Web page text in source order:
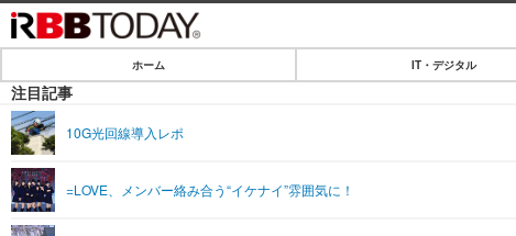
IT・デジタル
SPEED TEST
エンタメ
ホーム IT・デジタル
注目記事
10G光回線導入レポ
=LOVE、メンバー絡み合う“イケナイ”雰囲気に！